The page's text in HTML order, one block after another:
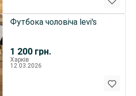
1 200 грн.
Футбока чоловіча levi's
Харків
12.03.2026